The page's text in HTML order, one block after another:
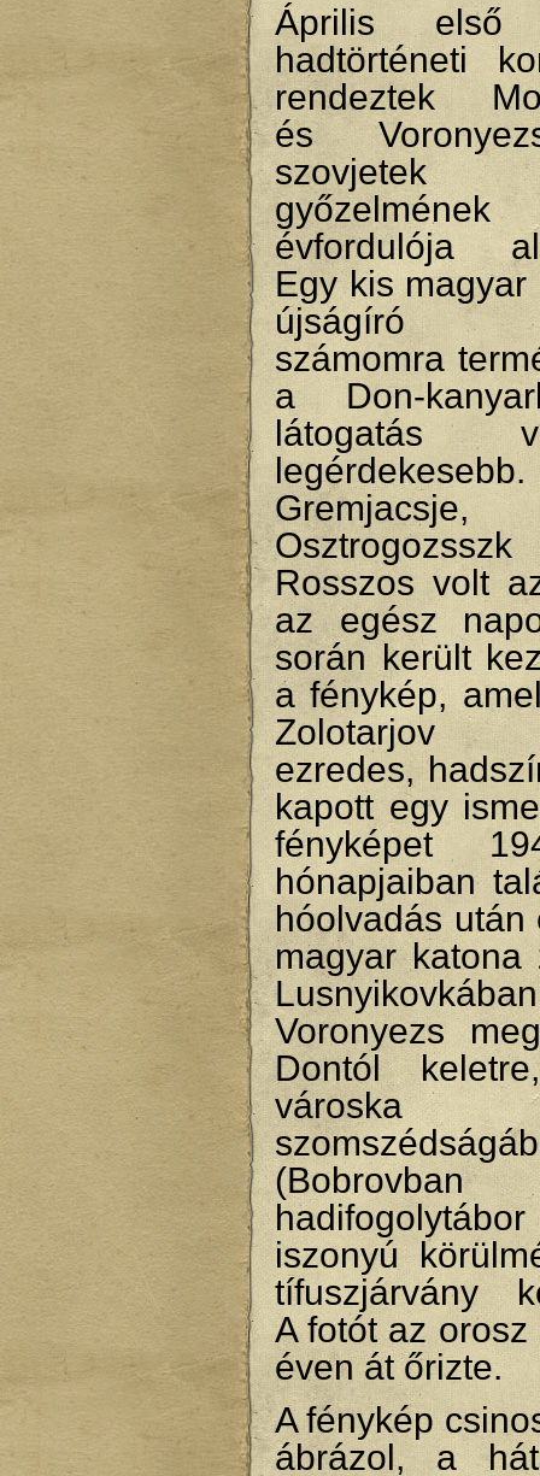
Április első
hadtörténeti
rendeztek
és
szovjetek
évfordulója
Egy kis magyar
újságíró
számomra
a Don-
legérdekesebb.
Gremjacsje,
Rosszos volt
az egész
során került
a fénykép,
Zolotarjov
ezredes,
kapott egy
fényképet
hónapjaiban
hóolvadás után
magyar katona
Voronyezs
Dontól
városka
(Bobrovban
hadifogolytábor
iszonyú
tífuszjárvány
A fotót az
éven át őrizte.
A fénykép
ábrázol, a